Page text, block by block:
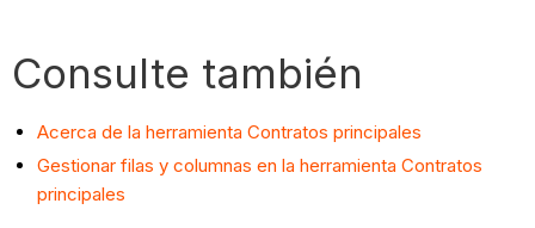
Consulte también
Acerca de la herramienta Contratos principales
Gestionar filas y columnas en la herramienta Contratos
principales